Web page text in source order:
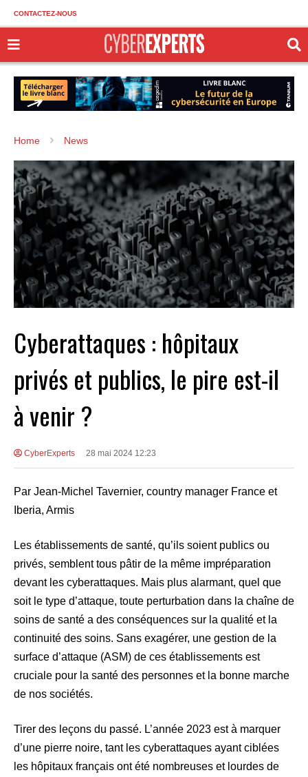
CONTACTEZ-NOUS
Home News
Cyberattaques : hôpitaux
privés et publics, le pire est-il
à venir ?
CyberExperts 28 mai 2024 12:23
Par Jean-Michel Tavernier, country manager France et
Iberia, Armis
Les établissements de santé, qu’ils soient publics ou
privés, semblent tous pâtir de la même impréparation
devant les cyberattaques. Mais plus alarmant, quel que
soit le type d’attaque, toute perturbation dans la chaîne de
soins de santé a des conséquences sur la qualité et la
continuité des soins. Sans exagérer, une gestion de la
surface d’attaque (ASM) de ces établissements est
cruciale pour la santé des personnes et la bonne marche
de nos sociétés.
Tirer des leçons du passé. L’année 2023 est à marquer
d’une pierre noire, tant les cyberattaques ayant ciblées
les hôpitaux français ont été nombreuses et lourdes de